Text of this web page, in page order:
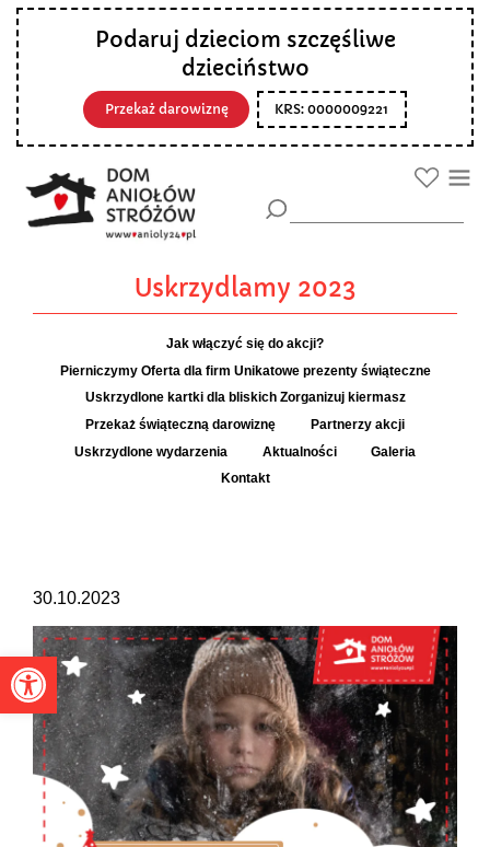
Otwórz pasek narzędzi
Podaruj dzieciom szczęśliwe
dzieciństwo
Przekaż darowiznę KRS: 0000009221
Uskrzydlamy 2023
Jak włączyć się do akcji?
Pierniczymy Oferta dla firm Unikatowe prezenty świąteczne
Uskrzydlone kartki dla bliskich Zorganizuj kiermasz
Przekaż świąteczną darowiznę Partnerzy akcji
Uskrzydlone wydarzenia Aktualności Galeria
Kontakt
30.10.2023